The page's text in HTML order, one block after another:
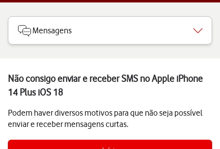
Mensagens
Não consigo enviar e receber SMS no Apple iPhone
14 Plus iOS 18
Podem haver diversos motivos para que não seja possível
enviar e receber mensagens curtas.